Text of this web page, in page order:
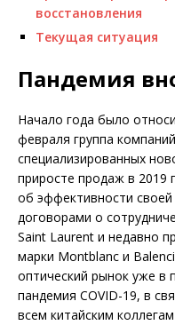
восстановления
Текущая ситуация
Пандемия
Начало года было
февраля группа
специализированных
приросте продаж в 2019
об эффективности
договорами о
Saint Laurent и недавно
марки Montblanc и
оптический рынок уже в
пандемия COVID-19, в
всем китайским